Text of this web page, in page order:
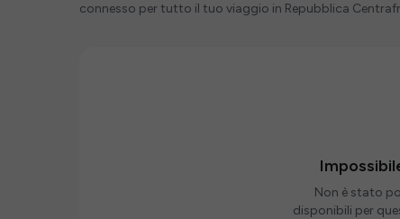
connesso per tutto il tuo viaggio in Repubblica
Non è stato
disponibili per